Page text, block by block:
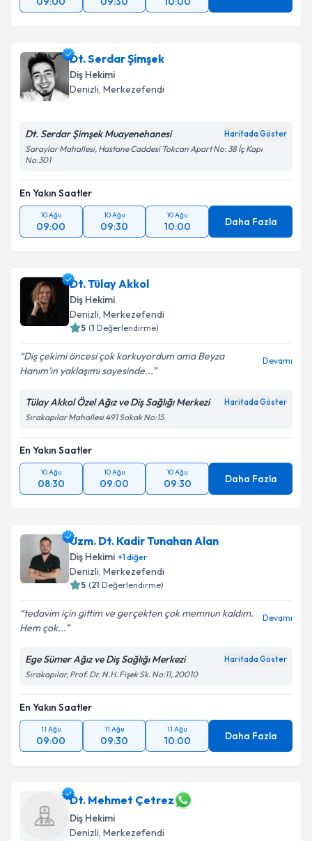
Dt. Serdar Şimşek
Diş Hekimi
Denizli, Merkezefendi
Dt. Serdar Şimşek Muayenehanesi Haritada Göster
Saraylar Mahallesi, Hastane Caddesi Tokcan Apart No: 38 İç Kapı
No:301
En Yakın Saatler
10 Ağu
09:00
10 Ağu
09:30
10 Ağu
10:00 Daha Fazla
Dt. Tülay Akkol
Diş Hekimi
Denizli, Merkezefendi
5 (1 Değerlendirme)
Diş çekimi öncesi çok korkuyordum ama Beyza
Hanım’ın yaklaşımı sayesinde...
Devamı
Tülay Akkol Özel Ağız ve Diş Sağlığı Merkezi Haritada Göster
Sırakapılar Mahallesi 491 Sokak No:15
En Yakın Saatler
10 Ağu
08:30
10 Ağu
09:00
10 Ağu
09:30 Daha Fazla
Uzm. Dt. Kadir Tunahan Alan
Diş Hekimi +1diğer
Denizli, Merkezefendi
5 (21 Değerlendirme)
tedavim için gittim ve gerçekten çok memnun kaldım.
Hem çok...
Devamı
Ege Sümer Ağız ve Diş Sağlığı Merkezi Haritada Göster
Sırakapılar, Prof. Dr. N.H. Fişek Sk. No:11, 20010
En Yakın Saatler
11 Ağu
09:00
11 Ağu
09:30
11 Ağu
10:00 Daha Fazla
Dt. Mehmet Çetrez
Diş Hekimi
Denizli, Merkezefendi